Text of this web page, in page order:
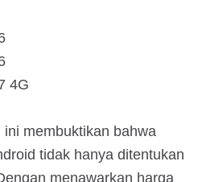
4G
membuktikan bahwa
tidak hanya ditentukan
menawarkan harga